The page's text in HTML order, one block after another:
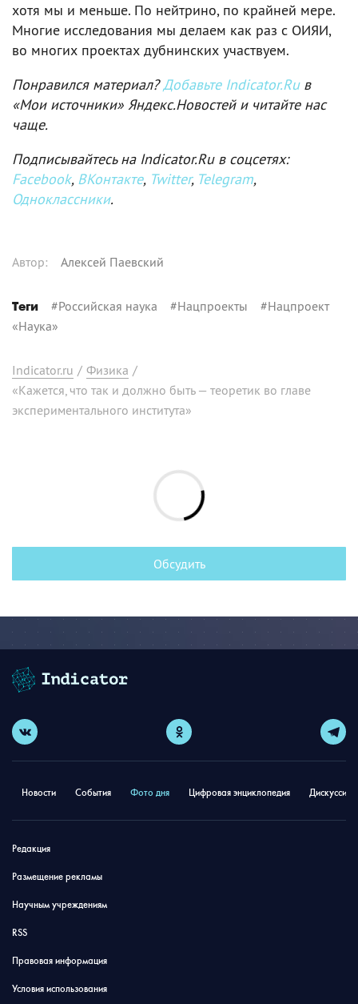
хотя мы и меньше. По нейтрино, по крайней мере.
Многие исследования мы делаем как раз с ОИЯИ,
во многих проектах дубнинских участвуем.
Понравился материал?Добавьте Indicator.Ruв
«Мои источники» Яндекс.Новостей и читайте нас
чаще.
Подписывайтесь на Indicator.Ru в соцсетях:
Facebook, ВКонтакте, Twitter, Telegram,
Одноклассники.
Автор: Алексей Паевский
Теги #Российская наука #Нацпроекты #Нацпроект
«Наука»
Indicator.ru / Физика /
«Кажется, что так и должно быть — теоретик во главе
экспериментального института»
Обсудить
Новости События Фото дня Цифровая энциклопедия
Редакция
Размещение рекламы
Научным учреждениям
RSS
Правовая информация
Условия использования